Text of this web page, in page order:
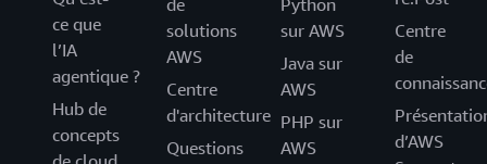
ce que
l’IA
agentique ?
Hub de
concepts
de
solutions
AWS
Centre
d'architecture
Questions
Python
sur AWS
Java sur
AWS
PHP sur
AWS
Centre
de
d’AWS